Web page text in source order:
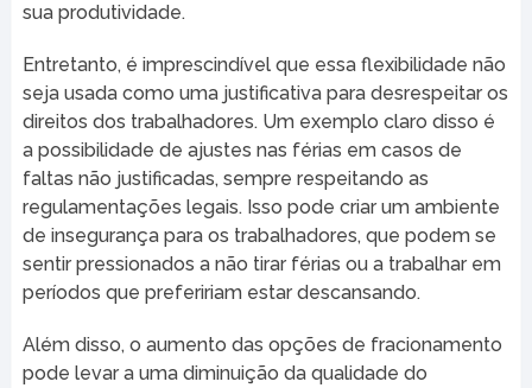
sua produtividade.
Entretanto, é imprescindível que essa flexibilidade não
seja usada como uma justificativa para desrespeitar os
direitos dos trabalhadores. Um exemplo claro disso é
a possibilidade de ajustes nas férias em casos de
faltas não justificadas, sempre respeitando as
regulamentações legais. Isso pode criar um ambiente
de insegurança para os trabalhadores, que podem se
sentir pressionados a não tirar férias ou a trabalhar em
períodos que prefeririam estar descansando.
Além disso, o aumento das opções de fracionamento
pode levar a uma diminuição da qualidade do